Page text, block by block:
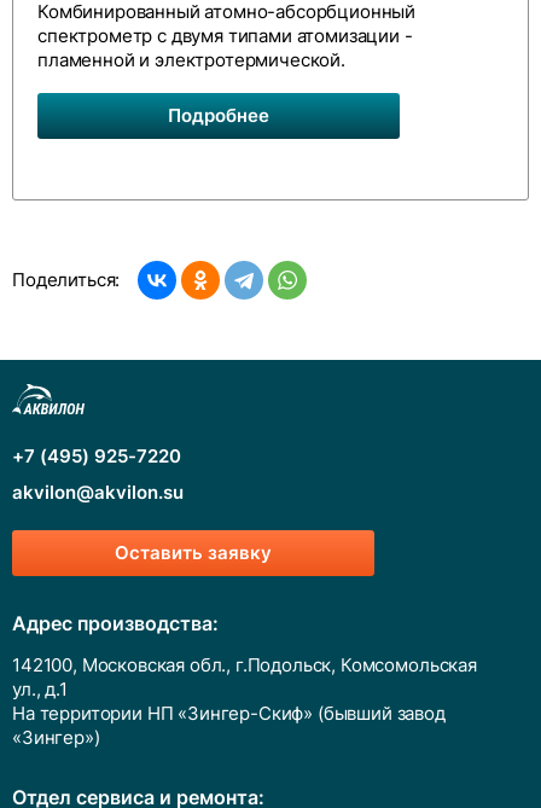
Комбинированный атомно-абсорбционный
спектрометр с двумя типами атомизации -
пламенной и электротермической.
Подробнее
Поделиться:
Оставить заявку
+7 (495) 925-7220
akvilon@akvilon.su
Адрес производства:
142100, Московская обл., г.Подольск, Комсомольская
ул., д.1
На территории НП «Зингер-Скиф» (бывший завод
«Зингер»)
Отдел сервиса и ремонта: